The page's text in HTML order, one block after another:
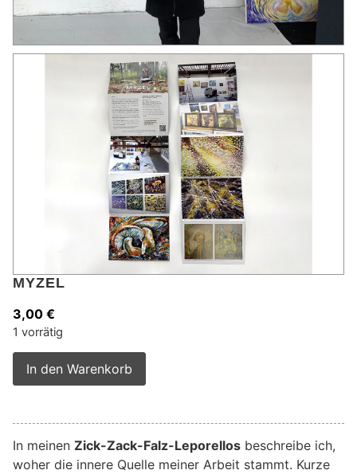
MYZEL
3,00 €
1 vorrätig
In den Warenkorb
In meinen Zick-Zack-Falz-Leporellos beschreibe ich,
woher die innere Quelle meiner Arbeit stammt. Kurze